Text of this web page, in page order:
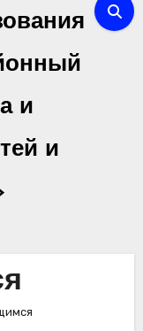
и
и